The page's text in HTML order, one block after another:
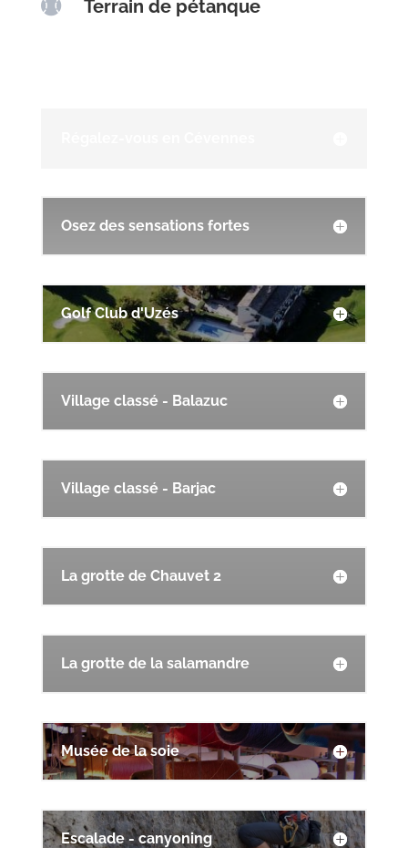
 Terrain de pétanque
Osez des sensations fortes
Golf Club d'Uzés
Village classé - Balazuc
Village classé - Barjac
La grotte de Chauvet 2
La grotte de la salamandre
Musée de la soie
Escalade - canyoning